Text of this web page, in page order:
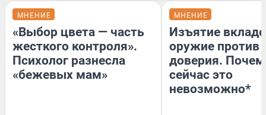
МНЕНИЕ
«Выбор цвета — часть
жесткого контроля».
Психолог разнесла
«бежевых мам»
МНЕНИЕ
Изъятие
оружие против
доверия.
сейчас это
невозможно*